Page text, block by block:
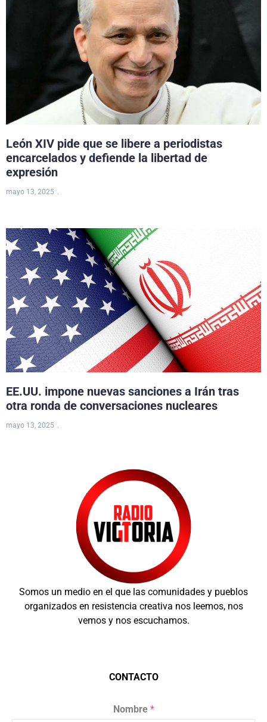
León XIV pide que se libere a periodistas
encarcelados y defiende la libertad de
expresión
mayo 13, 2025
EE.UU. impone nuevas sanciones a Irán tras
otra ronda de conversaciones nucleares
mayo 13, 2025
Somos un medio en el que las comunidades y pueblos
organizados en resistencia creativa nos leemos, nos
vemos y nos escuchamos.
CONTACTO
Nombre *